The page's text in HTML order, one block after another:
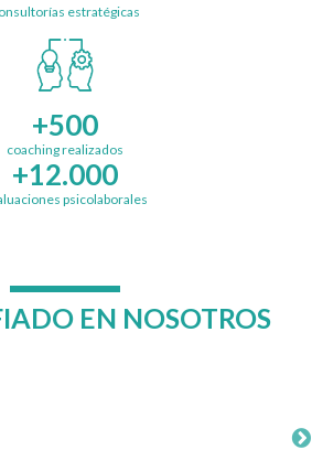
estratégicas
+500
coaching realizados
+12.000
psicolaborales
EN NOSOTROS